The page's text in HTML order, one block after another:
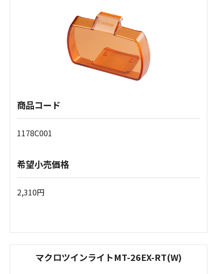
商品コード
1178C001
希望小売価格
2,310円
マクロツインライトMT-26EX-RT(W)